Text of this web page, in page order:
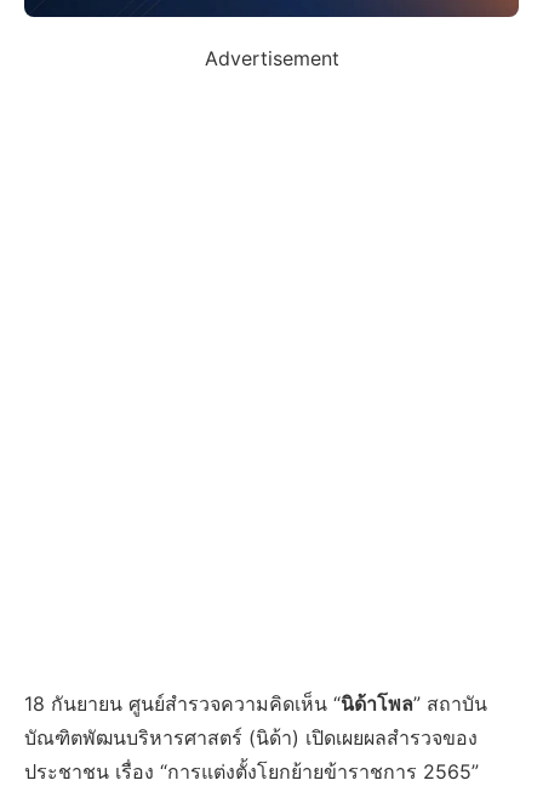
Advertisement
18 กันยายน ศูนย์สำรวจความคิดเห็น “นิด้าโพล” สถาบัน
บัณฑิตพัฒนบริหารศาสตร์ (นิด้า) เปิดเผยผลสำรวจของ
ประชาชน เรื่อง “การแต่งตั้งโยกย้ายข้าราชการ 2565”